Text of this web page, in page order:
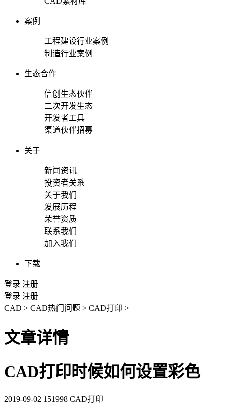
案例
工程建设行业案例
制造行业案例
生态合作
信创生态伙伴
二次开发生态
开发者工具
渠道伙伴招募
关于
新闻资讯
投资者关系
关于我们
发展历程
荣誉资质
联系我们
加入我们
下载
登录 注册
登录 注册
CAD > CAD热门问题 > CAD打印 >
文章详情
CAD打印时候如何设置彩色
2019-09-02 151998 CAD打印